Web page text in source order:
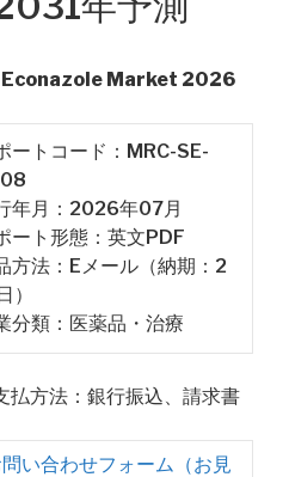
Market 2026
ートコード：MRC-SE-
年月：2026年07月
ート形態：英文PDF
方法：Eメール（納期：2
）
分類：医薬品・治療
払方法：銀行振込、請求書
い合わせフォーム（お見